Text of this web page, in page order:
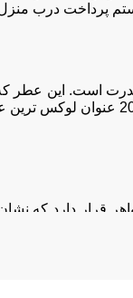
پرداخت درب